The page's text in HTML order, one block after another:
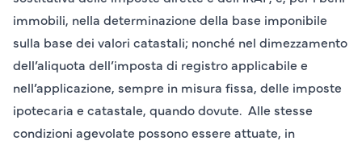
immobili, nella determinazione della base imponibile
sulla base dei valori catastali; nonché nel dimezzamento
dell’aliquota dell’imposta di registro applicabile e
nell’applicazione, sempre in misura fissa, delle imposte
ipotecaria e catastale, quando dovute. Alle stesse
condizioni agevolate possono essere attuate, in